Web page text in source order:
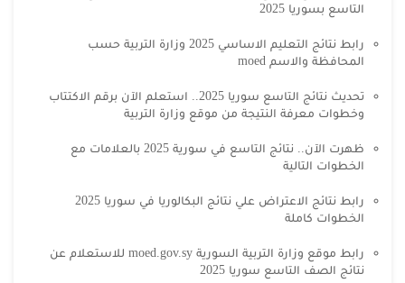
التاسع بسوريا 2025
رابط نتائج التعليم الاساسي 2025 وزارة التربية حسب
المحافظة والاسم moed
تحديث نتائج التاسع سوريا 2025.. استعلم الآن برقم الاكتتاب
وخطوات معرفة النتيجة من موقع وزارة التربية
ظهرت الآن.. نتائج التاسع في سورية 2025 بالعلامات مع
الخطوات التالية
رابط نتائج الاعتراض علي نتائج البكالوريا في سوريا 2025
الخطوات كاملة
رابط موقع وزارة التربية السورية moed.gov.sy للاستعلام عن
نتائج الصف التاسع سوريا 2025